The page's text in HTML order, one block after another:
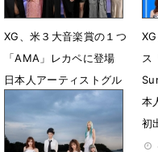
XG、米３大音楽賞の１つ
「AMA」レカペに登場
日本人アーティストグル
ープ史上初の快挙
5月26日 16時02分
ス
本
初